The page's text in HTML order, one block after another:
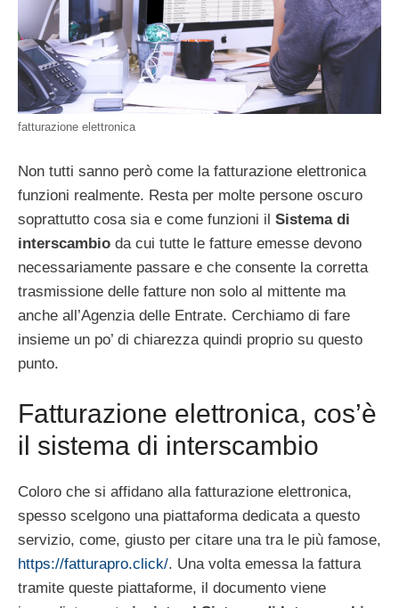
fatturazione elettronica
Non tutti sanno però come la fatturazione elettronica
funzioni realmente. Resta per molte persone oscuro
soprattutto cosa sia e come funzioni il Sistema di
interscambio da cui tutte le fatture emesse devono
necessariamente passare e che consente la corretta
trasmissione delle fatture non solo al mittente ma
anche all’Agenzia delle Entrate. Cerchiamo di fare
insieme un po’ di chiarezza quindi proprio su questo
punto.
Fatturazione elettronica, cos’è
il sistema di interscambio
Coloro che si affidano alla fatturazione elettronica,
spesso scelgono una piattaforma dedicata a questo
servizio, come, giusto per citare una tra le più famose,
https://fatturapro.click/. Una volta emessa la fattura
tramite queste piattaforme, il documento viene